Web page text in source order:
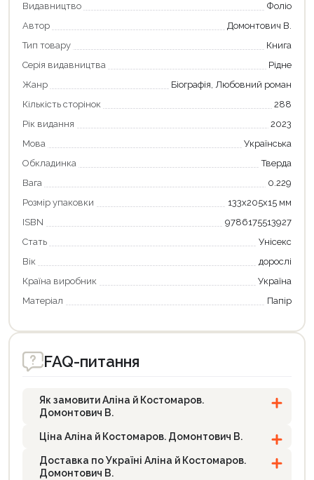
Видавництво
Фоліо
Автор
Домонтович В.
Тип товару
Книга
Серія видавництва
Рідне
Жанр
Біографія, Любовний роман
Кількість сторінок
288
Рік видання
2023
Мова
Українська
Обкладинка
Тверда
Вага
0.229
Розмір упаковки
133х205х15 мм
ISBN
9786175513927
Стать
Унісекс
Вік
дорослі
Країна виробник
Україна
Матеріал
Папір
FAQ-питання
Як замовити Аліна й Костомаров.
Домонтович В.
Ціна Аліна й Костомаров. Домонтович В.
Доставка по Україні Аліна й Костомаров.
Домонтович В.